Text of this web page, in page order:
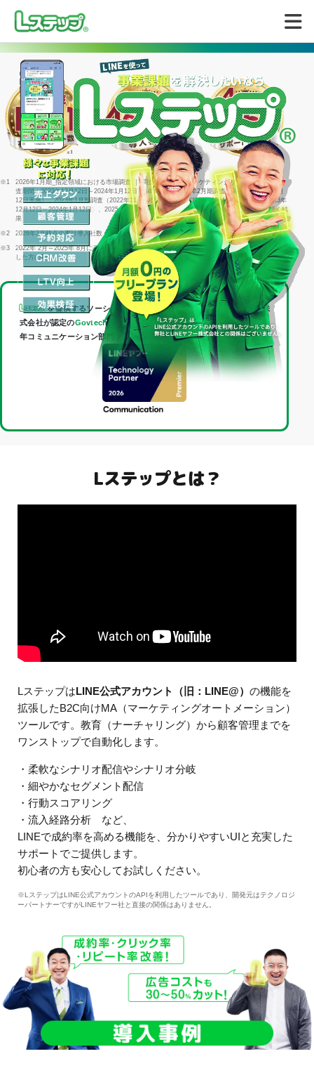
を提供するソーシャルデータバンク株式会社は、
LINEヤフー株
式会社が認定のGovtech Partnerであり、Technology Partner（2026
年コミュニケーション部門・最上位「Premier」）に認定されました。
※1
2026年1月期_指定領域における市場調査 ｜ 調査機関：日本マーケティングリサーチ機構 ｜ 調
査期間：2023年12月12日～2024年1月12日 ｜ 4年連続＝2022年2月期調査（同年1月25日～2月
12日実施）、2023年1月期調査（2022年11月29日～1月16日実施）、2024年1月期調査（2023年
12月12日～2024年1月12日）、2025年1月期調査（2024年12月23日～2025年1月15日）に続く結
果
※2 2026年3月時点の累計導入社数
※3
2022年 2月～2025年 8月に回答した個別相談サポートアンケート1316件のうち「満足」と回答
した方の割合
Lステップとは？
LステップはLINE公式アカウント（旧：LINE@） の機能を
拡張したB2C向けMA（マーケティングオートメーション）
ツールです。教育（ナーチャリング）から顧客管理までを
ワンストップで自動化します。
・柔軟なシナリオ配信やシナリオ分岐
・細やかなセグメント配信
・行動スコアリング
・流入経路分析 など、
LINEで成約率を高める機能を、分かりやすいUIと充実した
サポートでご提供します。
初心者の方も安心してお試しください。
※LステップはLINE公式アカウントのAPIを利用したツールであり、開発元はテクノロジ
ーパートナーですがLINEヤフー社と直接の関係はありません。